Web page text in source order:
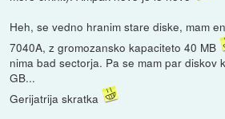
Heh, se vedno hranim stare diske, mam
7040A, z gromozansko kapaciteto 40 MB
nima bad sectorja. Pa se mam par diskov
GB...
Gerijatrija skratka